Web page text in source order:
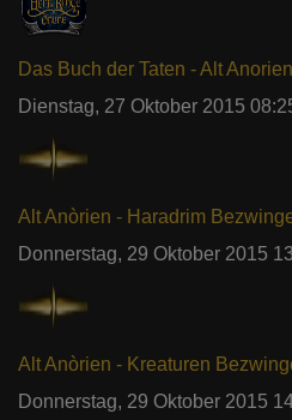
Das Buch der Taten - Alt Anorien
Dienstag, 27 Oktober 2015
Alt Anòrien - Haradrim
Donnerstag, 29 Oktober 2015
Alt Anòrien - Kreaturen
Donnerstag, 29 Oktober 2015